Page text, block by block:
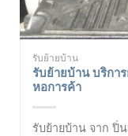
รับย้ายบ้าน
รับย้ายบ้าน บริกา
หอการค้า
รับย้ายบ้าน จาก ปิ่